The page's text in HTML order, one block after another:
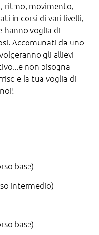
ritmo, movimento,
in corsi di vari livelli,
hanno voglia di
Accomunati da uno
gli allievi
non bisogna
e la tua voglia di
base)
intermedio)
base)